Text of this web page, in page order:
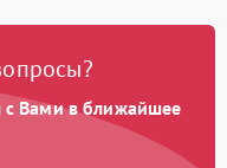
с Вами в ближайшее